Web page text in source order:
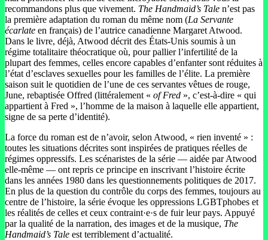
recommandons plus que vivement. The Handmaid’s Tale n’est pas
la première adaptation du roman du même nom (La Servante
écarlate en français) de l’autrice canadienne Margaret Atwood.
Dans le livre, déjà, Atwood décrit des États-Unis soumis à un
régime totalitaire théocratique où, pour pallier l’infertilité de la
plupart des femmes, celles encore capables d’enfanter sont réduites à
l’état d’esclaves sexuelles pour les familles de l’élite. La première
saison suit le quotidien de l’une de ces servantes vêtues de rouge,
June, rebaptisée Offred (littéralement « of Fred », c’est-à-dire « qui
appartient à Fred », l’homme de la maison à laquelle elle appartient,
signe de sa perte d’identité).
La force du roman est de n’avoir, selon Atwood, « rien inventé » :
toutes les situations décrites sont inspirées de pratiques réelles de
régimes oppressifs. Les scénaristes de la série — aidée par Atwood
elle-même — ont repris ce principe en inscrivant l’histoire écrite
dans les années 1980 dans les questionnements politiques de 2017.
En plus de la question du contrôle du corps des femmes, toujours au
centre de l’histoire, la série évoque les oppressions LGBTphobes et
les réalités de celles et ceux contraint·e·s de fuir leur pays. Appuyé
par la qualité de la narration, des images et de la musique, The
Handmaid’s Tale est terriblement d’actualité.